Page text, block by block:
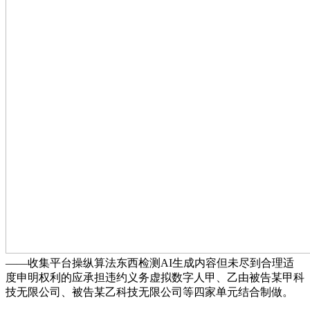
——收集平台操纵算法东西检测AI生成内容但未尽到合理适
度申明权利的应承担违约义务虚拟数字人甲、乙由被告某甲科
技无限公司、被告某乙科技无限公司等四家单元结合制做。